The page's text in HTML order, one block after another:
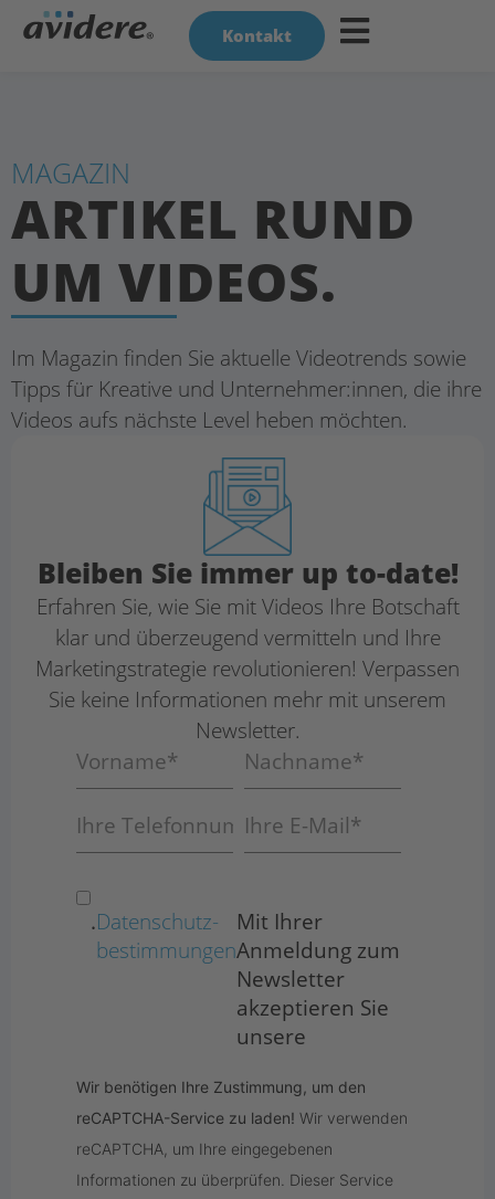
Kontakt
MAGAZIN
ARTIKEL RUND
UM VIDEOS.
Im Magazin finden Sie aktuelle Videotrends sowie
Tipps für Kreative und Unternehmer:innen, die ihre
Videos aufs nächste Level heben möchten.
Bleiben Sie immer up to-date!
Erfahren Sie, wie Sie mit Videos Ihre Botschaft
klar und überzeugend vermitteln und Ihre
Marketing­strategie revolutionieren! Verpassen
Sie keine Informationen mehr mit unserem
Newsletter.
Mit Ihrer
Anmeldung zum
Newsletter
akzeptieren Sie
unsere
Datenschutz­
bestimmungen
.
Wir benötigen Ihre Zustimmung, um den
reCAPTCHA-Service zu laden! Wir verwenden
reCAPTCHA, um Ihre eingegebenen
Informationen zu überprüfen. Dieser Service